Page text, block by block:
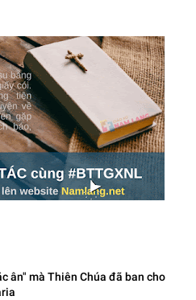
ân" mà Thiên Chúa đã ban cho